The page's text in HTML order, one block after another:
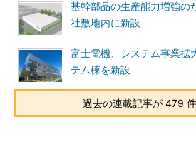
基幹部品の生産能力増強の
社敷地内に新設
富士電機、システム事業拡
テム棟を新設
過去の連載記事が 479